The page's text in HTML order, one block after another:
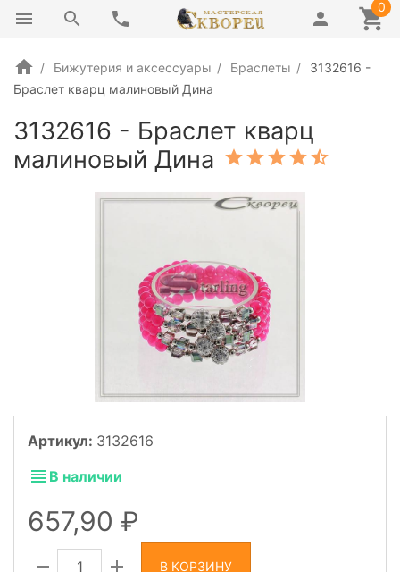
0
Бижутерия и аксессуары Браслеты
3132616 -
Браслет кварц малиновый Дина
3132616 - Браслет кварц
малиновый Дина
Артикул: 3132616
В наличии
657,90
В КОРЗИНУ